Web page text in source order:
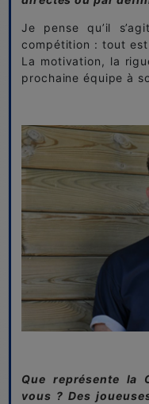
Je pense qu’il
compétition : tout est
La motivation, la
prochaine équipe à
Que représente la
vous ? Des